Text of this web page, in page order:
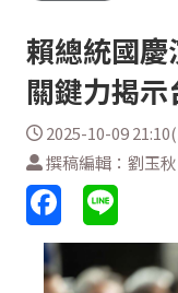
賴總統國慶
關鍵力揭
2025-10-09
撰稿編輯：劉玉秋